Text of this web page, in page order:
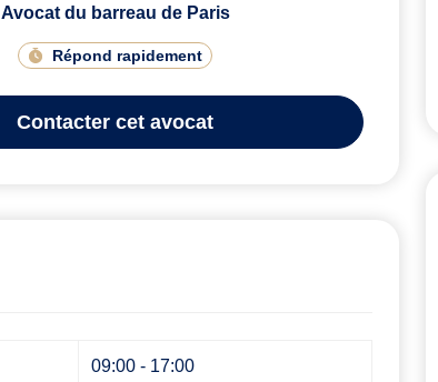
Avocat du barreau de Paris
Répond rapidement
Contacter cet avocat
09:00 - 17:00